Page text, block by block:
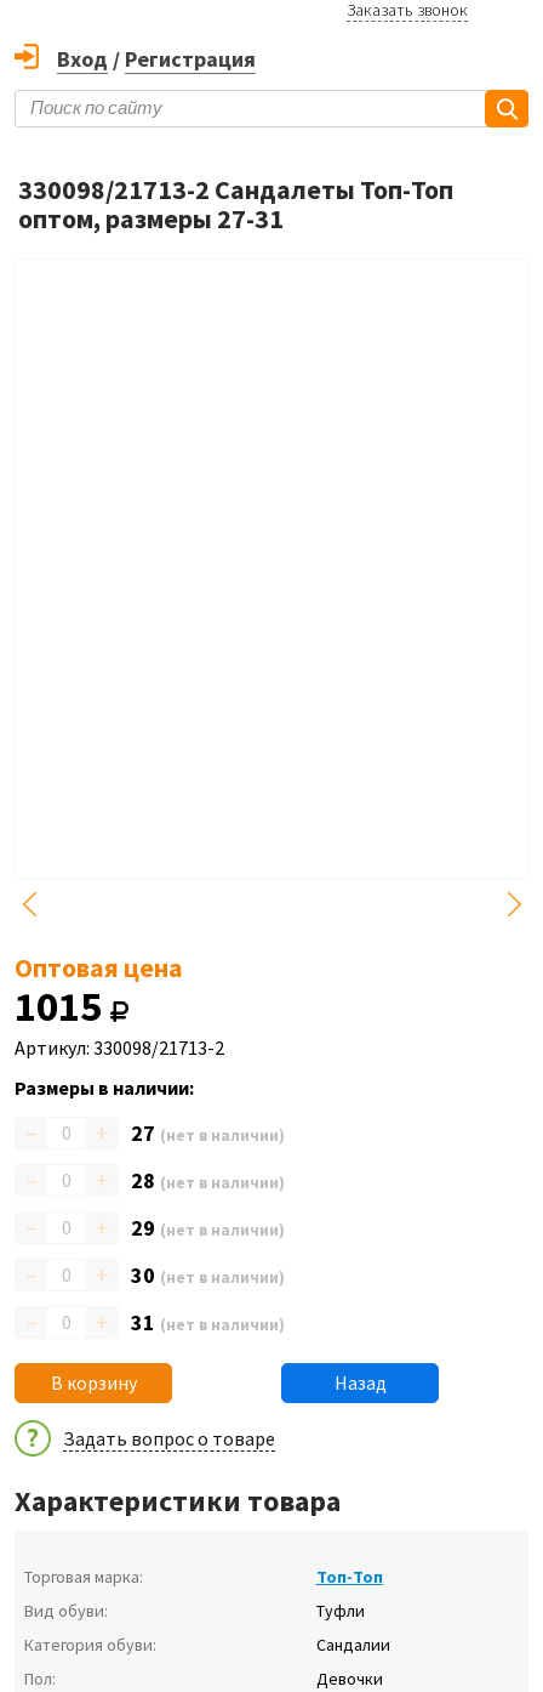
Заказать звонок
Вход / Регистрация
330098/21713-2 Сандалеты Топ-Топ
оптом, размеры 27-31
Оптовая цена
1015
Артикул: 330098/21713-2
Размеры в наличии:
– + 27 (нет в наличии)
– + 28 (нет в наличии)
– + 29 (нет в наличии)
– + 30 (нет в наличии)
– + 31 (нет в наличии)
В корзину Назад
Задать вопрос о товаре
Характеристики товара
Торговая марка:
Топ-Топ
Вид обуви:
Туфли
Категория обуви:
Сандалии
Пол:
Девочки